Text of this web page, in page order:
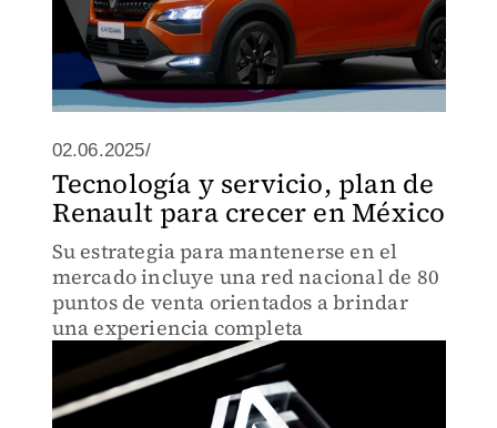
02.06.2025/
Tecnología y servicio, plan de
Renault para crecer en México
Su estrategia para mantenerse en el
mercado incluye una red nacional de 80
puntos de venta orientados a brindar
una experiencia completa